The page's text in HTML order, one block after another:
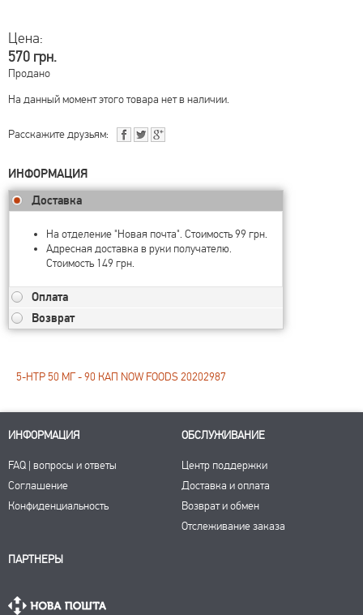
Цена:
570 грн.
Продано
На данный момент этого товара нет в наличии.
Расскажите друзьям:
ИНФОРМАЦИЯ
Доставка
На отделение "Новая почта". Стоимость 99 грн.
Адресная доставка в руки получателю.
Стоимость 149 грн.
Оплата
Возврат
5-HTP 50 МГ - 90 КАП NOW FOODS 20202987
ИНФОРМАЦИЯ
FAQ | вопросы и ответы
Соглашение
Конфиденциальность
ОБСЛУЖИВАНИЕ
Центр поддержки
Доставка и оплата
Возврат и обмен
Отслеживание заказа
ПАРТНЕРЫ